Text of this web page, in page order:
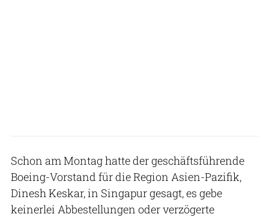
Schon am Montag hatte der geschäftsführende
Boeing-Vorstand für die Region Asien-Pazifik,
Dinesh Keskar, in Singapur gesagt, es gebe
keinerlei Abbestellungen oder verzögerte